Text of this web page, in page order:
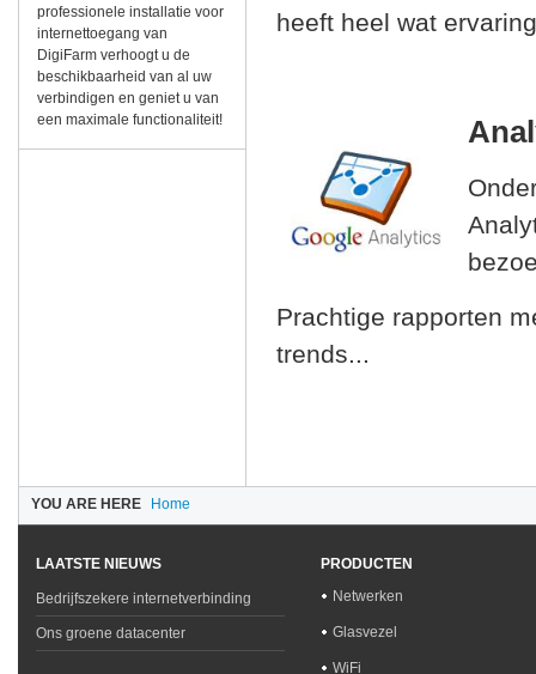
heeft heel wat
Prachtige rapporten
trends...
professionele installatie voor
internettoegang van
DigiFarm verhoogt u de
beschikbaarheid van al uw
verbindigen en geniet u van
een maximale functionaliteit!
YOU ARE HERE Home
LAATSTE NIEUWS
Bedrijfszekere internetverbinding
Ons groene datacenter
PRODUCTEN
Netwerken
Glasvezel
WiFi